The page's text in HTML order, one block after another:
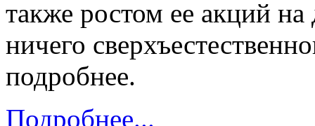
также ростом ее акций
ничего
подробнее.
Подробнее...